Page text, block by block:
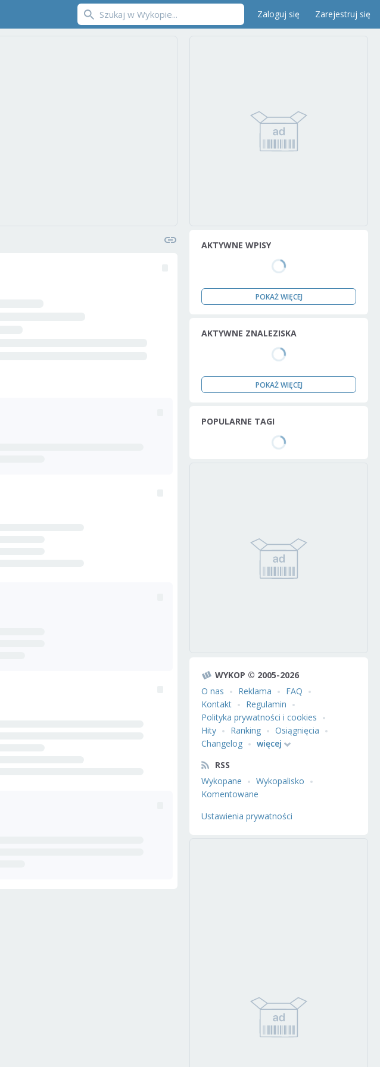
Zaloguj się Zarejestruj się
AKTYWNE WPISY
POKAŻ WIĘCEJ
AKTYWNE ZNALEZISKA
POKAŻ WIĘCEJ
POPULARNE TAGI
WYKOP © 2005-2026
O nas
Reklama
FAQ
Kontakt
Regulamin
Polityka prywatności i cookies
Hity
Ranking
Osiągnięcia
Changelog
więcej
RSS
Wykopane
Wykopalisko
Komentowane
Ustawienia prywatności